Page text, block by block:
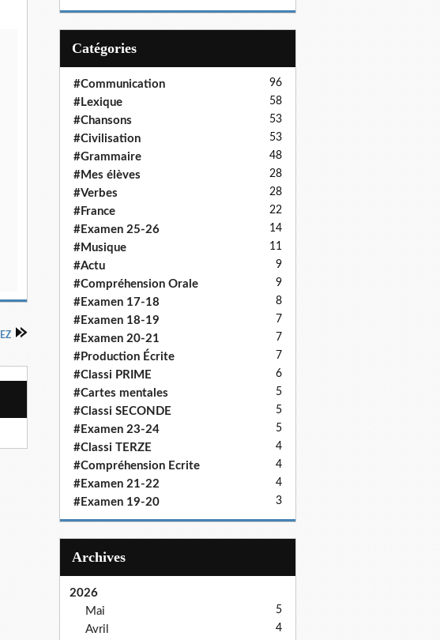
Catégories
#Communication 96
#Lexique 58
#Chansons 53
#Civilisation 53
#Grammaire 48
#Mes élèves 28
#Verbes 28
#France 22
#Examen 25-26 14
#Musique 11
#Actu 9
#Compréhension Orale 9
#Examen 17-18 8
#Examen 18-19 7
#Examen 20-21 7
#Production Écrite 7
#Classi PRIME 6
#Cartes mentales 5
#Classi SECONDE 5
#Examen 23-24 5
#Classi TERZE 4
#Compréhension Ecrite 4
#Examen 21-22 4
#Examen 19-20 3
Archives
2026
Mai
5
Avril 4